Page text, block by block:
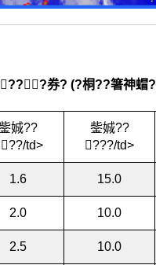
券? (?桐??箸神蝐?
娍??
td>
鈭娍??
???/td>
1.6 15.0
2.0 10.0
2.5 10.0